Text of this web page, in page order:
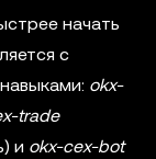
начать
с
okx-
trade
и okx-cex-bot